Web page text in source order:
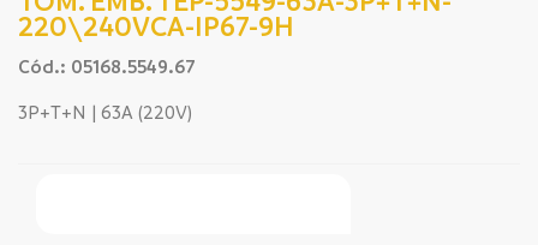
220\240VCA-IP67-9H
Cód.: 05168.5549.67
3P+T+N | 63A (220V)